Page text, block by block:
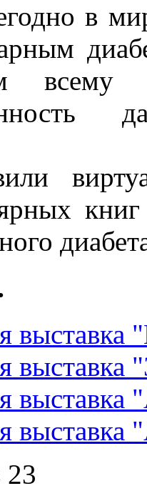
в
выставка
выставка
выставка
выставка
23